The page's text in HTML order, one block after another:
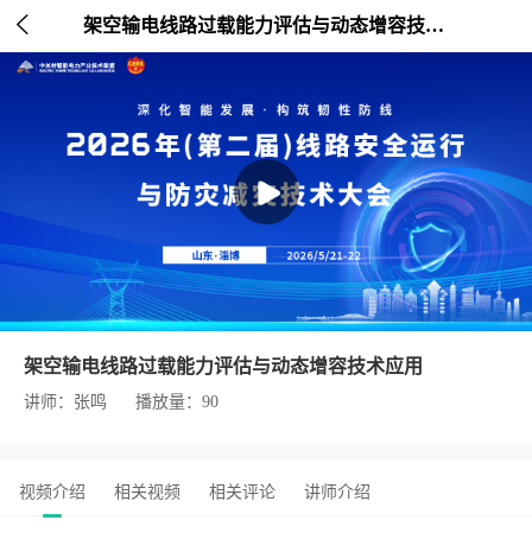
 架空输电线路过载能力评估与动态增容技术应用
架空输电线路过载能力评估与动态增容技术应用
讲师：张鸣 播放量：90
视频介绍 相关视频 相关评论 讲师介绍